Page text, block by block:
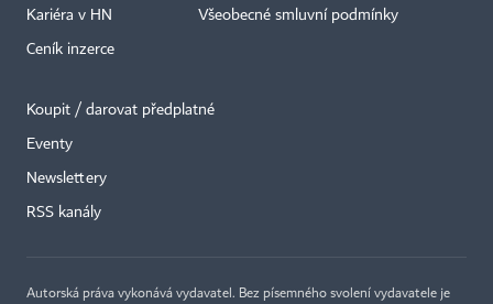
Kariéra v HN
Ceník inzerce
Všeobecné smluvní podmínky
Koupit / darovat předplatné
Eventy
Newslettery
RSS kanály
Autorská práva vykonává vydavatel. Bez písemného svolení vydavatele je